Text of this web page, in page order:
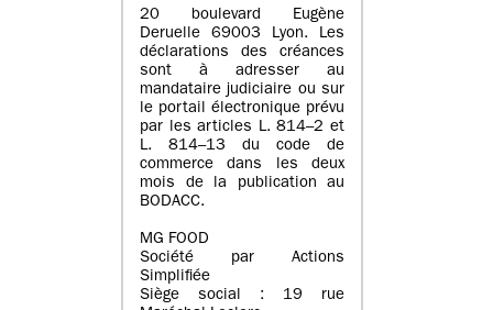
20 boulevard Eugène
Deruelle 69003 Lyon. Les
déclarations des créances
sont à adresser au
mandataire judiciaire ou sur
le portail électronique prévu
par les articles L. 814–2 et
L. 814–13 du code de
commerce dans les deux
mois de la publication au
BODACC.
MG FOOD
Société par Actions
Simplifiée
Siège social : 19 rue